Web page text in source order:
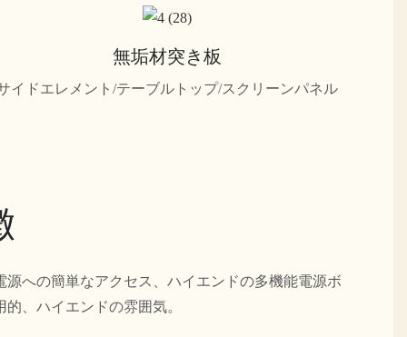
無垢材突き板
イドエレメント/テーブルトップ/スクリーンパネル
源への簡単なアクセス、ハイエンドの多機能電源ボ
、ハイエンドの雰囲気。